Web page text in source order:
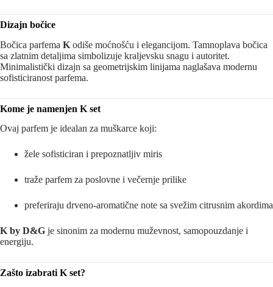
Dizajn bočice
Bočica parfema K odiše moćnošću i elegancijom. Tamnoplava bočica
sa zlatnim detaljima simbolizuje kraljevsku snagu i autoritet.
Minimalistički dizajn sa geometrijskim linijama naglašava modernu
sofisticiranost parfema.
Kome je namenjen K set
Ovaj parfem je idealan za muškarce koji:
žele sofisticiran i prepoznatljiv miris
traže parfem za poslovne i večernje prilike
preferiraju drveno-aromatične note sa svežim citrusnim akordima
K by D&G je sinonim za modernu muževnost, samopouzdanje i
energiju.
Zašto izabrati K set?